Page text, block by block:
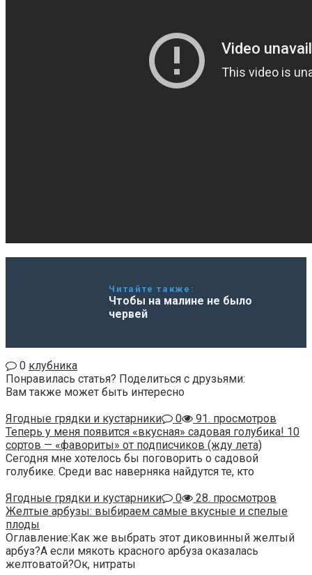
Читайте также:
Чтобы на малине не было
червей
0 клубника
Понравилась статья? Поделиться с друзьями:
Вам также может быть интересно
Ягодные грядки и кустарники
0
91. просмотров
Теперь у меня появится «вкусная» садовая голубика! 10
сортов — «фавориты» от подписчиков (жду лета)
Сегодня мне хотелось бы поговорить о садовой
голубике. Среди вас наверняка найдутся те, кто
Ягодные грядки и кустарники
0
28. просмотров
Желтые арбузы: выбираем самые вкусные и спелые
плоды
Оглавление:Как же выбрать этот диковинный желтый
арбуз?А если мякоть красного арбуза оказалась
желтоватой?Ок, нитраты